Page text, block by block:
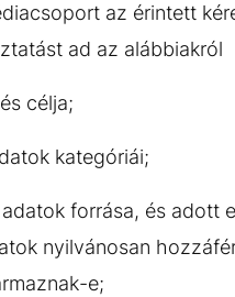
az érintett
ad az alábbiakról
célja;
kategóriái;
forrása, és adott
nyilvánosan
e;